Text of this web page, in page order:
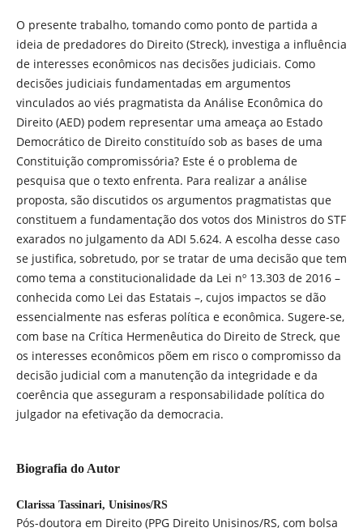
O presente trabalho, tomando como ponto de partida a
ideia de predadores do Direito (Streck), investiga a influência
de interesses econômicos nas decisões judiciais. Como
decisões judiciais fundamentadas em argumentos
vinculados ao viés pragmatista da Análise Econômica do
Direito (AED) podem representar uma ameaça ao Estado
Democrático de Direito constituído sob as bases de uma
Constituição compromissória? Este é o problema de
pesquisa que o texto enfrenta. Para realizar a análise
proposta, são discutidos os argumentos pragmatistas que
constituem a fundamentação dos votos dos Ministros do STF
exarados no julgamento da ADI 5.624. A escolha desse caso
se justifica, sobretudo, por se tratar de uma decisão que tem
como tema a constitucionalidade da Lei nº 13.303 de 2016 –
conhecida como Lei das Estatais –, cujos impactos se dão
essencialmente nas esferas política e econômica. Sugere-se,
com base na Crítica Hermenêutica do Direito de Streck, que
os interesses econômicos põem em risco o compromisso da
decisão judicial com a manutenção da integridade e da
coerência que asseguram a responsabilidade política do
julgador na efetivação da democracia.
Biografia do Autor
Clarissa Tassinari, Unisinos/RS
Pós-doutora em Direito (PPG Direito Unisinos/RS, com bolsa